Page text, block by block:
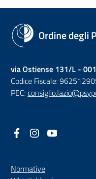
Ordine degli
via Ostiense 131/L -
Codice Fiscale:
PEC:
Facebook
(nuova scheda - new
Instagram
(nuova scheda -
Normative